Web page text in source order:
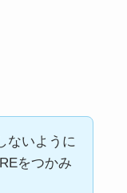
ないように
をつかみ